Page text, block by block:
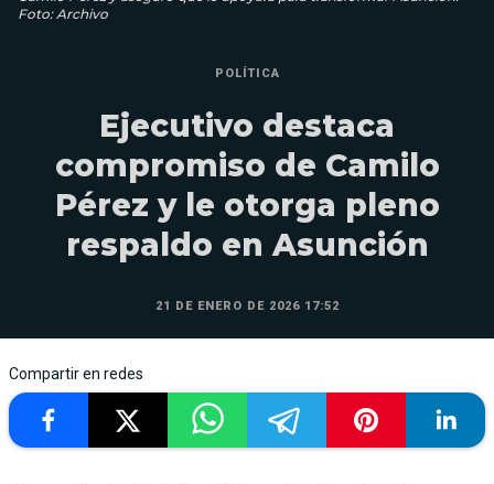
Foto: Archivo
POLÍTICA
Ejecutivo destaca
compromiso de Camilo
Pérez y le otorga pleno
respaldo en Asunción
21 DE ENERO DE 2026 17:52
Compartir en redes